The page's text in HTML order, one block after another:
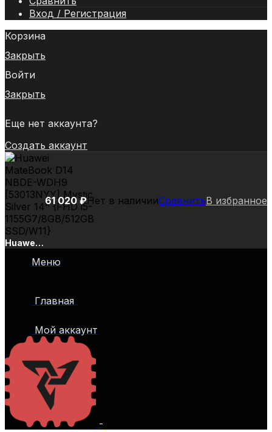
Вход / Регистрация
Корзина
Закрыть
Войти
Закрыть
Еще нет аккаунта?
Создать аккаунт
Huawei
[53013NYY]
14″ {FHD
i5-
1155G7/8GB/512GB
SSD/W11}
61 020₽Нет в наличииСравнитьВ избранное
Меню
Главная
Мой аккаунт
-